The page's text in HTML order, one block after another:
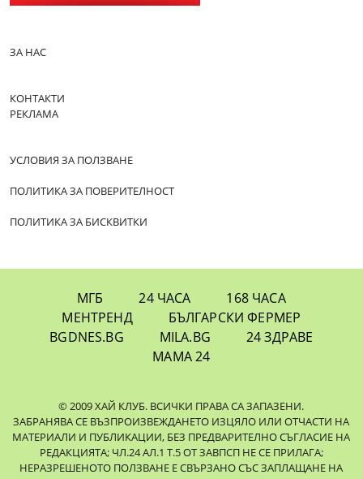
ЗА НАС
КОНТАКТИ
РЕКЛАМА
УСЛОВИЯ ЗА ПОЛЗВАНЕ
ПОЛИТИКА ЗА ПОВЕРИТЕЛНОСТ
ПОЛИТИКА ЗА БИСКВИТКИ
МГБ 24 ЧАСА
168 ЧАСА
МЕНТРЕНД
БЪЛГАРСКИ ФЕРМЕР
BGDNES.BG
MILA.BG
24 ЗДРАВЕ
МАМА 24
© 2009 ХАЙ КЛУБ. ВСИЧКИ ПРАВА СА ЗАПАЗЕНИ.
ЗАБРАНЯВА СЕ ВЪЗПРОИЗВЕЖДАНЕТО ИЗЦЯЛО ИЛИ ОТЧАСТИ НА
МАТЕРИАЛИ И ПУБЛИКАЦИИ, БЕЗ ПРЕДВАРИТЕЛНО СЪГЛАСИЕ НА
РЕДАКЦИЯТА; ЧЛ.24 АЛ.1 Т.5 ОТ ЗАВПСП НЕ СЕ ПРИЛАГА;
НЕРАЗРЕШЕНОТО ПОЛЗВАНЕ Е СВЪРЗАНО СЪС ЗАПЛАЩАНЕ НА